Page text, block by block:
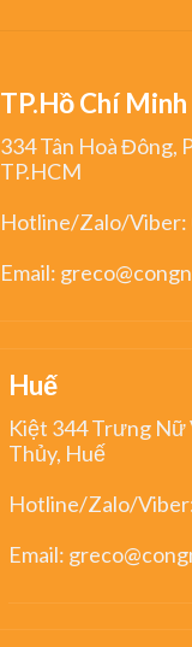
TP.Hồ Chí Minh
334 Tân Hoà Đông,
TP.HCM
Hotline/Zalo/Viber:
Email:
Huế
Kiệt 344 Trưng
Thủy, Huế
Hotline/Zalo/
Email: